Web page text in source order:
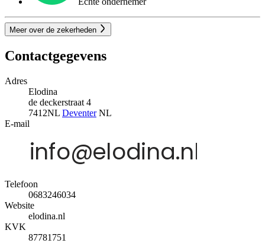
Meer over de zekerheden
Contactgegevens
Adres
Elodina
de deckerstraat 4
7412NL DeventerNL
E-mail
Telefoon
0683246034
Website
elodina.nl
KVK
87781751